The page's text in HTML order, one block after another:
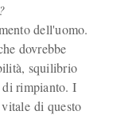
dell'uomo.
dovrebbe
squilibrio
di rimpianto. I
di questo